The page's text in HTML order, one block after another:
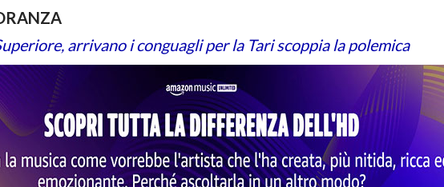
arrivano i conguagli per la Tari scoppia la polemica